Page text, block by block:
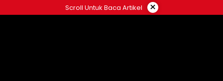
ke
Scroll Untuk Baca Artikel ×